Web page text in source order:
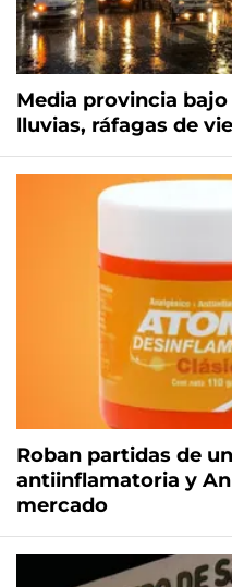
Media provincia
lluvias, ráfagas de
Roban partidas de
antiinflamatoria y
mercado